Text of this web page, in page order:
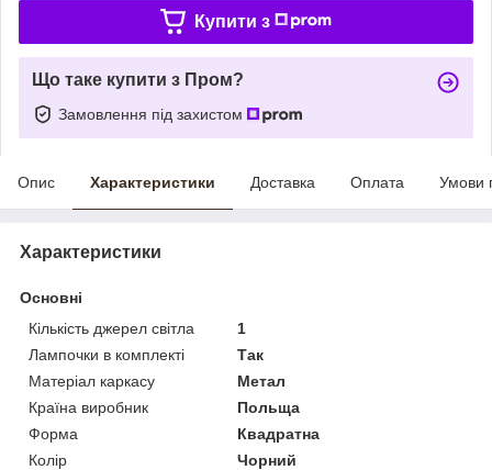
Купити з
Що таке купити з Пром?
Замовлення під захистом
Опис Характеристики Доставка Оплата Умови
Характеристики
Основні
Кількість джерел світла
1
Лампочки в комплекті
Так
Матеріал каркасу
Метал
Країна виробник
Польща
Форма
Квадратна
Колір
Чорний